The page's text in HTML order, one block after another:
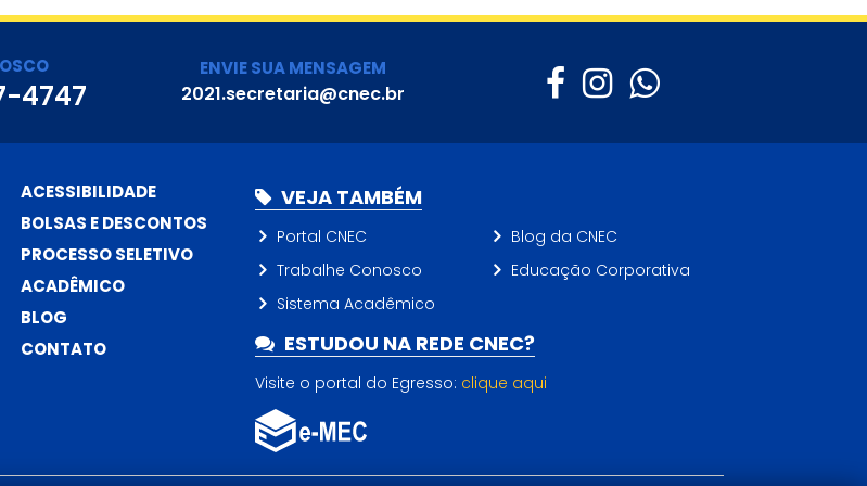
4747
ENVIE SUA MENSAGEM
2021.secretaria@cnec.br
ACESSIBILIDADE
BOLSAS E DESCONTOS
PROCESSO SELETIVO
ACADÊMICO
BLOG
CONTATO
VEJA TAMBÉM
Portal CNEC
Blog da CNEC
Trabalhe Conosco
Educação Corporativa
Sistema Acadêmico
ESTUDOU NA REDE CNEC?
Visite o portal do Egresso: clique aqui